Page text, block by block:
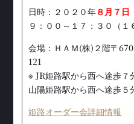
日時：２０２０年８月７日
９：００～１７：３０（１
会場：ＨＡＭ(株)２階〒
121
※ JR姫路駅から西へ途歩７
山陽姫路駅から西へ途歩５
姫路オーダー会詳細情報